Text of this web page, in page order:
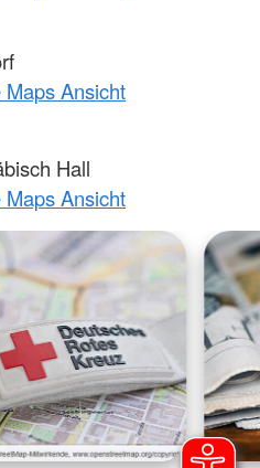
Ansicht
Hall
Ansicht